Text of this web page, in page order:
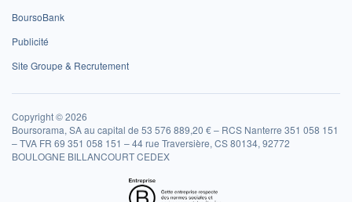
BoursoBank
Publicité
Site Groupe & Recrutement
Copyright © 2026
Boursorama, SA au capital de 53 576 889,20 € – RCS Nanterre 351 058 151
– TVA FR 69 351 058 151 – 44 rue Traversière, CS 80134, 92772
BOULOGNE BILLANCOURT CEDEX